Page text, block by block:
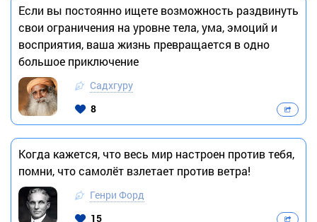
Если вы постоянно ищете возможность раздвинуть
свои ограничения на уровне тела, ума, эмоций и
восприятия, ваша жизнь превращается в одно
большое приключение
Садхгуру
8
Когда кажется, что весь мир настроен против тебя,
помни, что самолёт взлетает против ветра!
Генри Форд
15